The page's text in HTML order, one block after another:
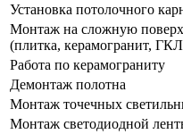
Установка потолочного
Монтаж на сложную
(плитка, керамогранит,
Работа по керамограниту
Демонтаж полотна
Монтаж точечных
Монтаж светодиодной